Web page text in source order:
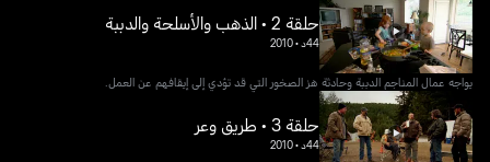
حلقة 2 • الذهب والأسلحة والدببة
44د •
2010
يواجه عمال المناجم الدببة وحادثة هز الصخور التي قد تؤدي إلى إيقافهم عن العمل.
حلقة 3 • طريق وعر
44د •
2010